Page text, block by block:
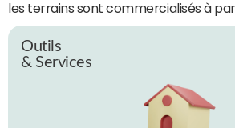
les terrains sont commercialisés à
Outils
& Services